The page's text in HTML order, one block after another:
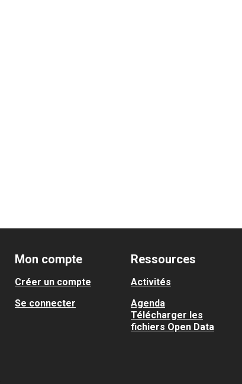
Mon compte
Créer un compte
Se connecter
Ressources
Activités
Agenda
Télécharger les
fichiers Open Data